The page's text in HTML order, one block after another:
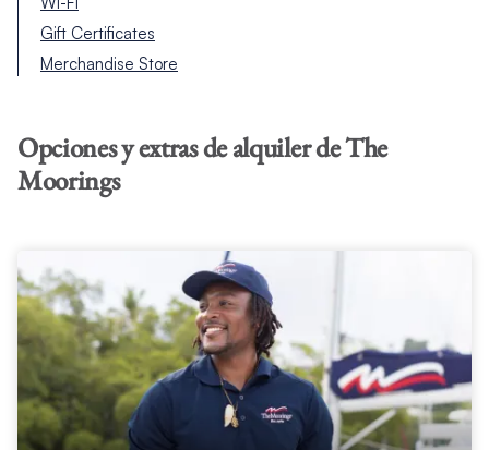
Gift Certificates
Merchandise Store
Opciones y extras de alquiler de The
Moorings